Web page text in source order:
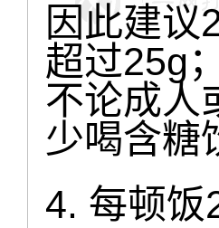
因此建
超过25g
不论成人
少喝含糖
4. 每顿饭